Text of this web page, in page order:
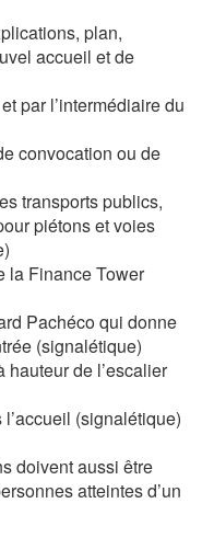
plan,
accueil et de
par l’intermédiaire du
convocation ou de
transports publics,
piétons et voies
la Finance Tower
Pachéco qui donne
(signalétique)
hauteur de l’escalier
(signalétique)
doivent aussi être
atteintes d’un